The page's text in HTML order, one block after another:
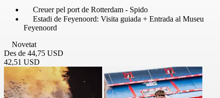
Creuer pel port de Rotterdam - Spido
Estadi de Feyenoord: Visita guiada + Entrada al Museu
Feyenoord
Novetat
Des de 44,75 USD
42,51 USD